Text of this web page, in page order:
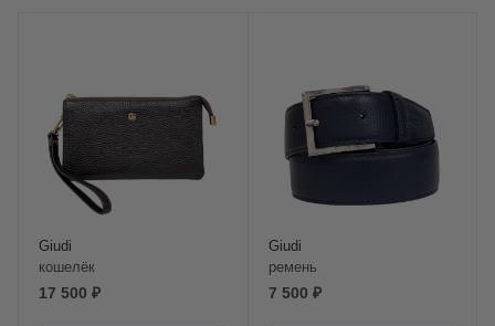
Giudi
кошелёк
17 500 ₽
Giudi
ремень
7 500 ₽